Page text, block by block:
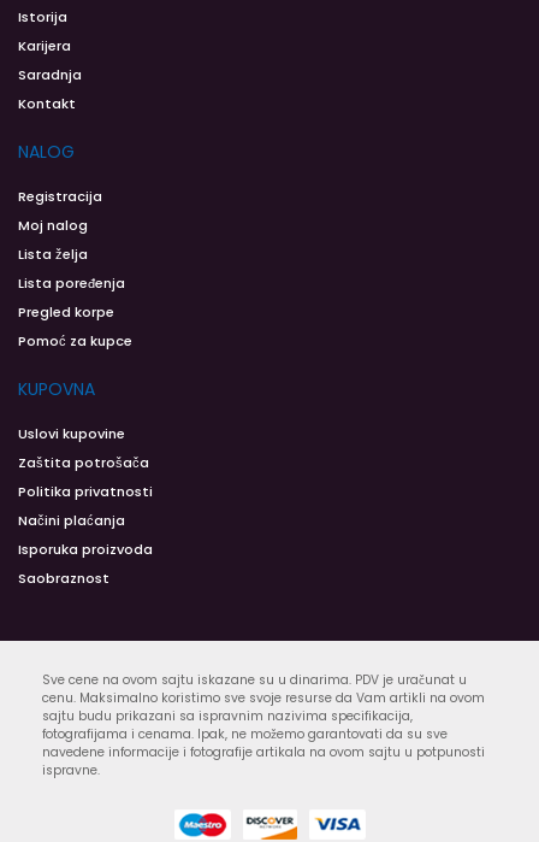
Istorija
Karijera
Saradnja
Kontakt
NALOG
Registracija
Moj nalog
Lista želja
Lista poređenja
Pregled korpe
Pomoć za kupce
KUPOVNA
Uslovi kupovine
Zaštita potrošača
Politika privatnosti
Načini plaćanja
Isporuka proizvoda
Saobraznost
Sve cene na ovom sajtu iskazane su u dinarima. PDV je uračunat u
cenu. Maksimalno koristimo sve svoje resurse da Vam artikli na ovom
sajtu budu prikazani sa ispravnim nazivima specifikacija,
fotografijama i cenama. Ipak, ne možemo garantovati da su sve
navedene informacije i fotografije artikala na ovom sajtu u potpunosti
ispravne.